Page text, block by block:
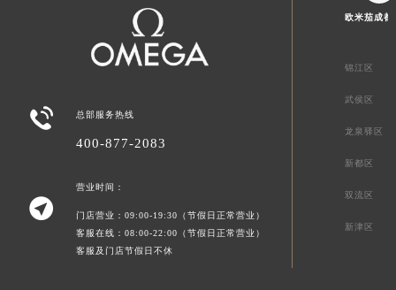
 总部服务热线
400-877-2083

营业时间：
门店营业：09:00-19:30（节假日正常营业）
客服在线：08:00-22:00（节假日正常营业）
客服及门店节假日不休
欧米茄成
锦江区
武侯区
龙泉驿区
新都区
双流区
新津区